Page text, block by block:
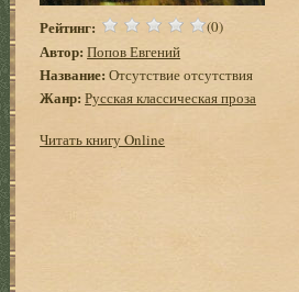
Рейтинг: (0)
Автор: Попов Евгений
Название: Отсутствие отсутствия
Жанр: Русская классическая проза
Читать книгу Online